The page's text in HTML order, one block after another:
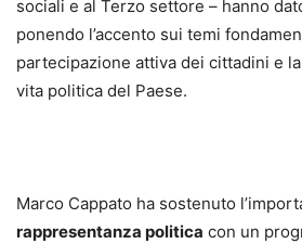
sociali e al Terzo settore – hanno
ponendo l’accento sui temi
partecipazione attiva dei cittadini e
vita politica del Paese.
Marco Cappato ha sostenuto
rappresentanza politica con un